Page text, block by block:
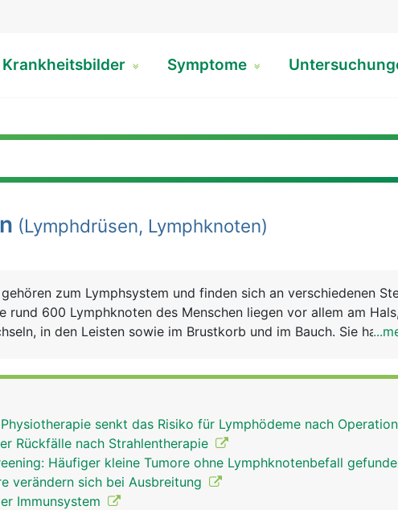
Krankheitsbilder Symptome
(Lymphdrüsen, Lymphknoten)
zum Lymphsystem und finden sich an verschiedenen
rund 600 Lymphknoten des Menschen liegen vor allem am
in den Leisten sowie im Brustkorb und im Bauch. Sie
teilweise auch in den Lymphknoten eingelagert, wenn sie der
In den Lymphknoten wird ausserdem ein Teil der Lymphozyten
die als "Abwehrpolizei" ständig durch das Blut- und
patrouillieren und der körpereigenen Abwehr dienen.
Lymphe konzentriert (eingedickt).
senkt das Risiko für Lymphödeme nach Operation
Rückfälle nach Strahlentherapie
Häufiger kleine Tumore ohne Lymphknotenbefall
verändern sich bei Ausbreitung
Immunsystem